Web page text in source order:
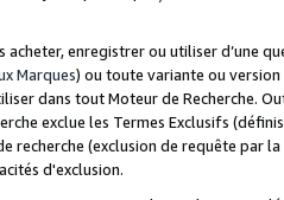
acheter, enregistrer ou utiliser d’une
Marques) ou toute variante ou
dans tout Moteur de Recherche.
exclue les Termes Exclusifs
recherche (exclusion de requête
d'exclusion.